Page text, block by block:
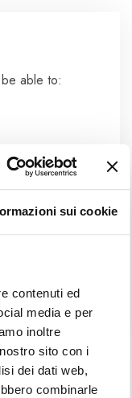
sui cookie
contenuti ed
media e per
inoltre
sito con i
dei dati web,
combinarle
able to: